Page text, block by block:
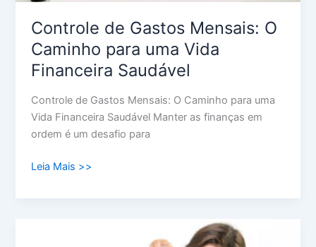
Controle de Gastos Mensais: O
Caminho para uma Vida
Financeira Saudável
Controle de Gastos Mensais: O Caminho para uma
Vida Financeira Saudável Manter as finanças em
ordem é um desafio para
Leia Mais >>